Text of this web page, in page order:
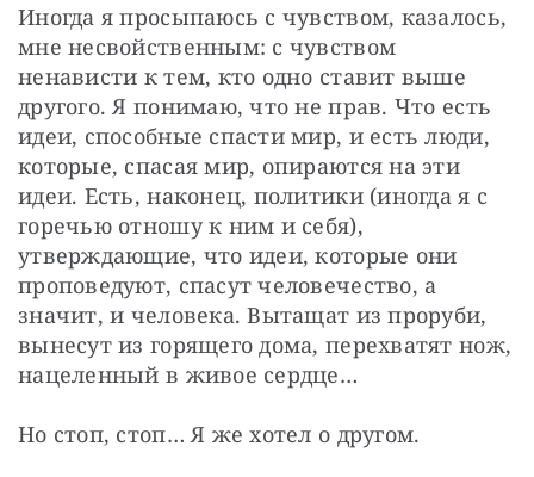
Иногда я просыпаюсь с чувством, казалось,
мне несвойственным: с чувством
ненависти к тем, кто одно ставит выше
другого. Я понимаю, что не прав. Что есть
идеи, способные спасти мир, и есть люди,
которые, спасая мир, опираются на эти
идеи. Есть, наконец, политики (иногда я с
горечью отношу к ним и себя),
утверждающие, что идеи, которые они
проповедуют, спасут человечество, а
значит, и человека. Вытащат из проруби,
вынесут из горящего дома, перехватят нож,
нацеленный в живое сердце…
Но стоп, стоп… Я же хотел о другом.